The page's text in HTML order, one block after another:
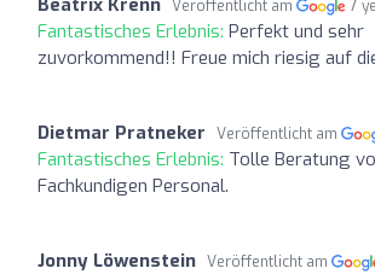
Beatrix Krenn Veröffentlicht am 7
Fantastisches Erlebnis: Perfekt und sehr
zuvorkommend!! Freue mich riesig auf
Dietmar Pratneker Veröffentlicht am
Fantastisches Erlebnis: Tolle Beratung
Fachkundigen Personal.
Jonny Löwenstein Veröffentlicht am